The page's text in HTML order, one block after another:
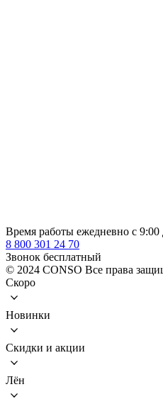
Время работы ежедневно с 9:00
8 800 301 24 70
Звонок бесплатный
© 2024 CONSO Все права
Скоро
Новинки
Скидки и акции
Лён